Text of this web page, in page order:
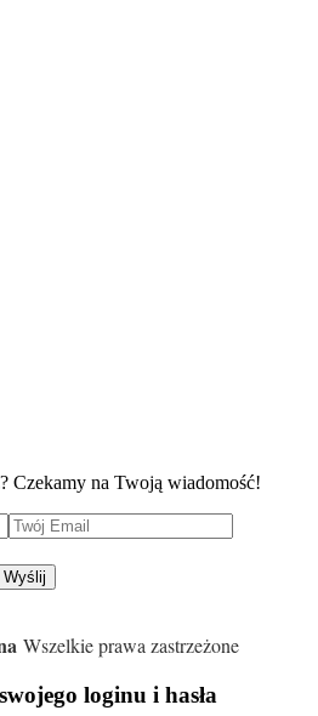
Czekamy na Twoją wiadomość!
Wyślij
Wszelkie prawa zastrzeżone
loginu i hasła